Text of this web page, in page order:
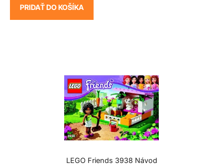
PRIDAŤ DO KOŠÍKA
LEGO Friends 3938 Návod